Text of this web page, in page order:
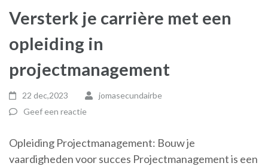
Versterk je carrière met een
opleiding in
projectmanagement
22 dec,2023
jomasecundairbe
Geef een reactie
Opleiding Projectmanagement: Bouw je
vaardigheden voor succes Projectmanagement is een